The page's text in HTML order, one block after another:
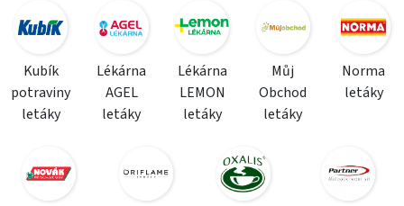
Kubík
potraviny
letáky
Lékárna
AGEL
letáky
Lékárna
LEMON
letáky
Můj
Obchod
letáky
Norma
letáky